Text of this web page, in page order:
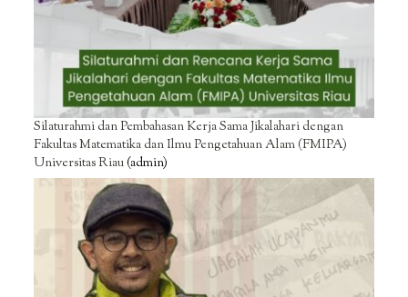
Silaturahmi dan Pembahasan Kerja Sama Jikalahari dengan
Fakultas Matematika dan Ilmu Pengetahuan Alam (FMIPA)
Universitas Riau(admin)